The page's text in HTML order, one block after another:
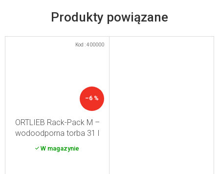
Produkty powiązane
–6 %
ORTLIEB Rack-Pack M –
wodoodporna torba 31 l
W magazynie
Kod :400000